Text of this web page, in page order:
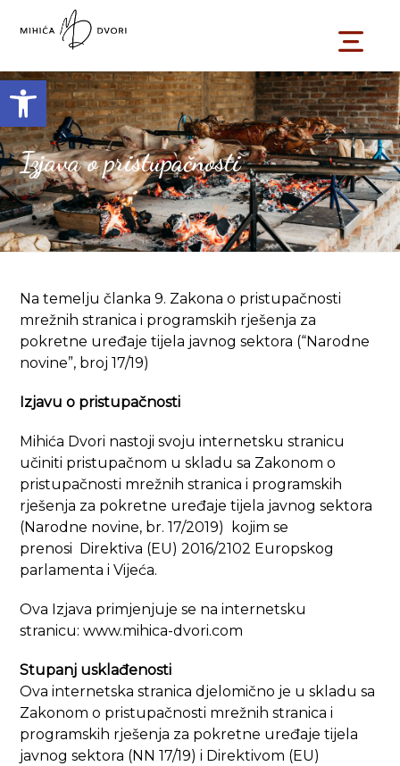
Open toolbar
Izjava o pristupačnosti
Na temelju članka 9. Zakona o pristupačnosti
mrežnih stranica i programskih rješenja za
pokretne uređaje tijela javnog sektora (“Narodne
novine”, broj 17/19)
Izjavu o pristupačnosti
Mihića Dvori nastoji svoju internetsku stranicu
učiniti pristupačnom u skladu sa Zakonom o
pristupačnosti mrežnih stranica i programskih
rješenja za pokretne uređaje tijela javnog sektora
(Narodne novine, br. 17/2019) kojim se
prenosi Direktiva (EU) 2016/2102 Europskog
parlamenta i Vijeća.
Ova Izjava primjenjuje se na internetsku
stranicu: www.mihica-dvori.com
Stupanj usklađenosti
Ova internetska stranica djelomično je u skladu sa
Zakonom o pristupačnosti mrežnih stranica i
programskih rješenja za pokretne uređaje tijela
javnog sektora (NN 17/19) i Direktivom (EU)